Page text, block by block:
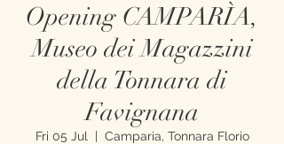
Opening CAMPARÌA,
Museo dei Magazzini
della Tonnara di
Favignana
Fri 05 Jul
  |
Camparia, Tonnara Florio